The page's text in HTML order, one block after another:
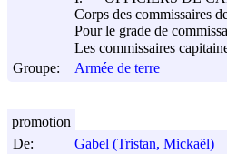
Corps des commissaires
Pour le grade de
Les commissaires
Groupe:
Armée de terre
De:
Gabel (Tristan, Mickaël)
promotion